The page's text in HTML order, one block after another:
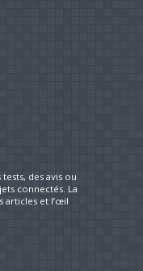
des avis ou
connectés. La
articles et l’œil